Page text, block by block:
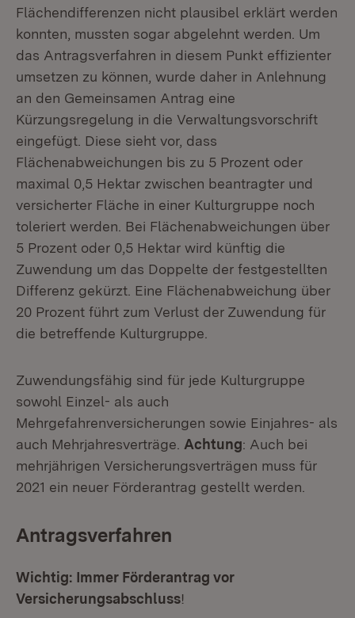
Flächendifferenzen nicht plausibel erklärt werden
konnten, mussten sogar abgelehnt werden. Um
das Antragsverfahren in diesem Punkt effizienter
umsetzen zu können, wurde daher in Anlehnung
an den Gemeinsamen Antrag eine
Kürzungsregelung in die Verwaltungsvorschrift
eingefügt. Diese sieht vor, dass
Flächenabweichungen bis zu 5 Prozent oder
maximal 0,5 Hektar zwischen beantragter und
versicherter Fläche in einer Kulturgruppe noch
toleriert werden. Bei Flächenabweichungen über
5 Prozent oder 0,5 Hektar wird künftig die
Zuwendung um das Doppelte der festgestellten
Differenz gekürzt. Eine Flächenabweichung über
20 Prozent führt zum Verlust der Zuwendung für
die betreffende Kulturgruppe.
Zuwendungsfähig sind für jede Kulturgruppe
sowohl Einzel- als auch
Mehrgefahrenversicherungen sowie Einjahres- als
auch Mehrjahresverträge. Achtung: Auch bei
mehrjährigen Versicherungsverträgen muss für
2021 ein neuer Förderantrag gestellt werden.
Antragsverfahren
Wichtig: Immer Förderantrag vor
Versicherungsabschluss!